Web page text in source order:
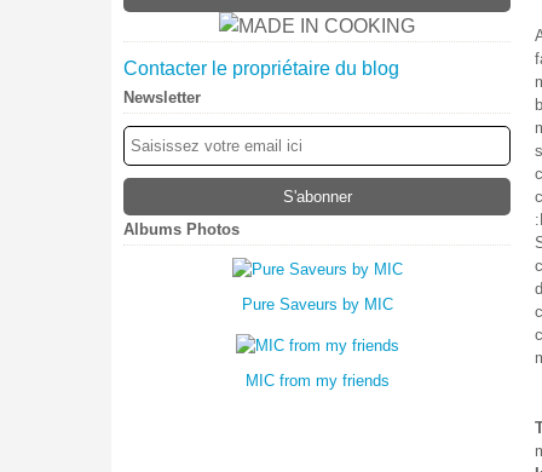
Contacter le propriétaire du blog
Newsletter
Albums Photos
Pure Saveurs by MIC
MIC from my friends